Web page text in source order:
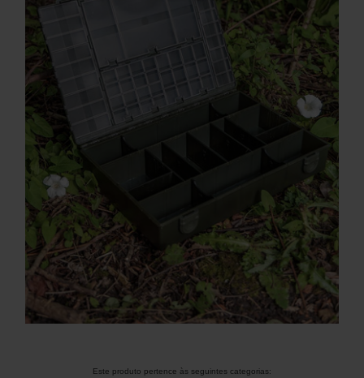
Este produto pertence às seguintes categorias: